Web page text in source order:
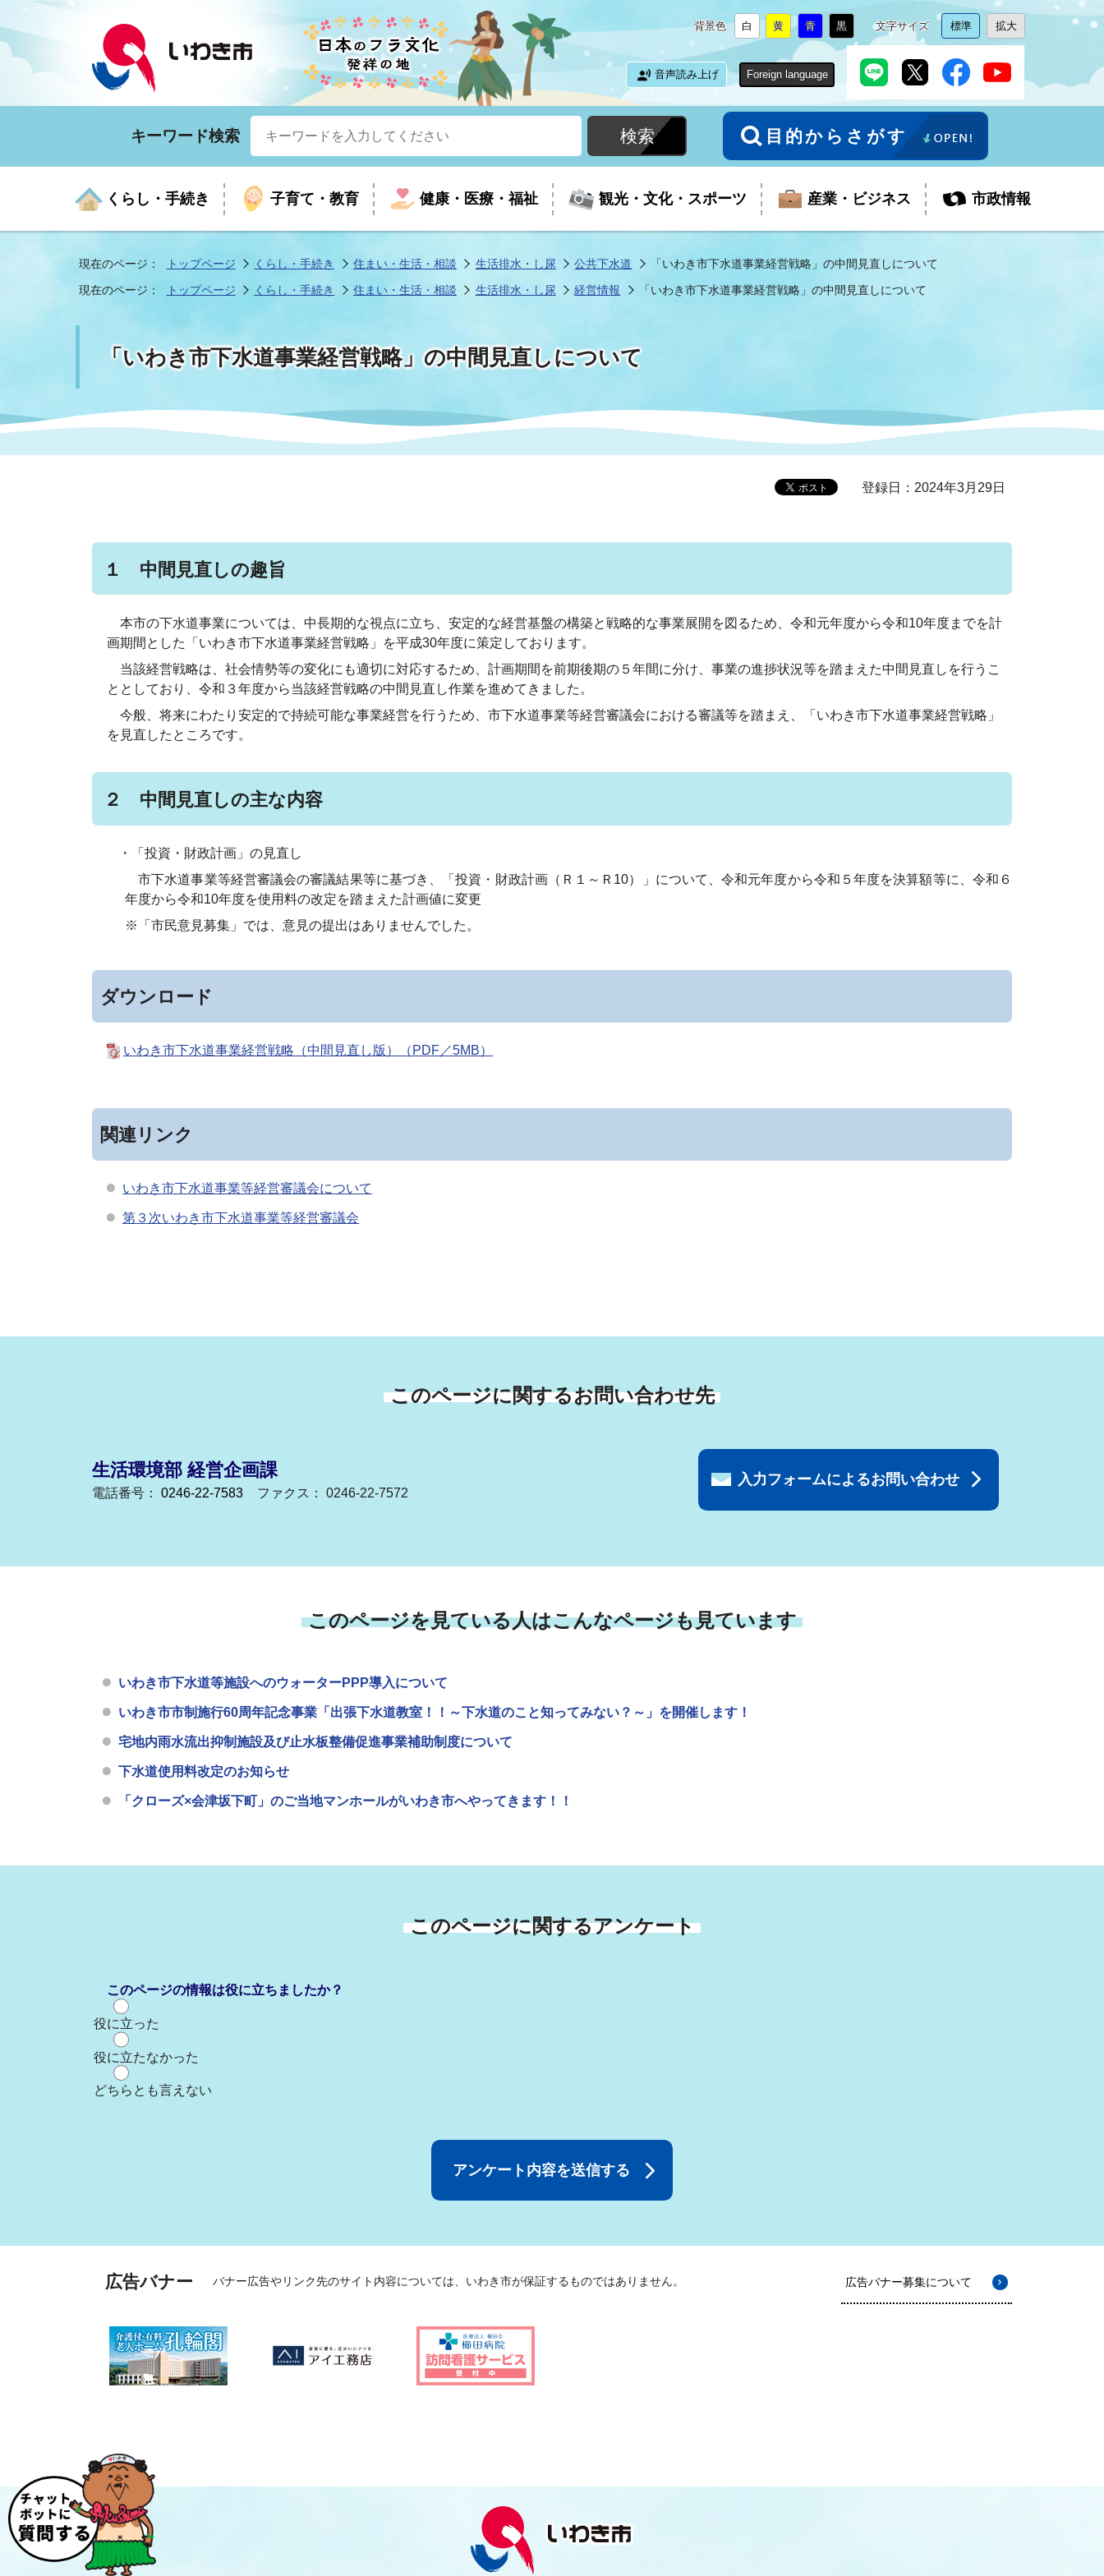
背景色
背
景
色
を
白
に
更
背
色
を
黄
に
更
背
色
を
青
に
更
背
景
黒
に
変
文字サイズ
文
字
サ
イ
を
標準
に
変
文
字
サ
イ
拡大
に
変
音声読み上げ
Foreign language
キーワード検索 目的からさがす
くらし・手続き
くらしの手続きガイド いざという時に 届出・証明 税金
年金・保険 マイナンバー 住まい・生活・相談
まちづくり 地域情報 移住・定住 人権・男女共同参画
電子サービス
子育て・教育
生涯学習 子育て 教育 教育委員会
健康・医療・福祉
医療 健康 児童福祉 障がい者福祉
高齢者福祉・介護 地域包括ケア(介護予防等) 福祉事業者向け情報
福祉に関するその他の情報
新型コロナウイルス感染症特
医療センター
観光・文化・スポーツ
お知らせ 年間イベントの案内 外国人観光客向けページ 観光スポット
目的から探す モデルコース 歴史・文化
スポーツ 施設関連情報 教育旅行 国際・国内交流
産業・ビジネス
入札・契約 産業振興 廃棄物 支払・請求
企業立地 福祉・介護 都市計画・開発・建築
保健・衛生 指定管理者 除染事業 環境法令等に基づく届出
市政情報
市の紹介 市長室 フラシティいわき ふるさと寄附金
市の統計 広報 広聴
職員 行政計画 行政改革 公有財産
情報公開・個人情報保護
監査委員 農業委員会
市民意見募集(パブリックコ
メント)
ご意見・ご質問 水道局 施設案内 組織一覧
現在のページ： トップページ くらし・手続き 住まい・生活・相談 生活排水・し尿 公共下水道
「いわき市下水道事業経営戦略」の中間見直しについて
現在のページ：
トップページ くらし・手続き 住まい・生活・相談 生活排水・し尿 経営情報 「いわき市下水道事業経営戦略」の中間見直しについて
「いわき市下水道事業経営戦略」の中間見直しについて
登録日：2024年3月29日
１ 中間見直しの趣旨
本市の下水道事業については、中長期的な視点に立ち、安定的な経営基盤の構築と戦略的な事業展開を図るため、令和元年度から令和10年度までを計
画期間とした「いわき市下水道事業経営戦略」を平成30年度に策定しております。
当該経営戦略は、社会情勢等の変化にも適切に対応するため、計画期間を前期後期の５年間に分け、事業の進捗状況等を踏まえた中間見直しを行うこ
ととしており、令和３年度から当該経営戦略の中間見直し作業を進めてきました。
今般、将来にわたり安定的で持続可能な事業経営を行うため、市下水道事業等経営審議会における審議等を踏まえ、「いわき市下水道事業経営戦略」
を見直したところです。
２ 中間見直しの主な内容
・「投資・財政計画」の見直し
市下水道事業等経営審議会の審議結果等に基づき、「投資・財政計画（Ｒ１～Ｒ10）」について、令和元年度から令和５年度を決算額等に、令和６
年度から令和10年度を使用料の改定を踏まえた計画値に変更
※「市民意見募集」では、意見の提出はありませんでした。
ダウンロード
いわき市下水道事業経営戦略（中間見直し版）（PDF／5MB）
関連リンク
いわき市下水道事業等経営審議会について
第３次いわき市下水道事業等経営審議会
このページに関するお問い合わせ先
生活環境部 経営企画課
電話番号： 0246-22-7583 ファクス： 0246-22-7572
入力フォームによるお問い合わせ
このページを見ている人はこんなページも見ています
いわき市下水道等施設へのウォーターPPP導入について
いわき市市制施行60周年記念事業「出張下水道教室！！～下水道のこと知ってみない？～」を開催します！
宅地内雨水流出抑制施設及び止水板整備促進事業補助制度について
下水道使用料改定のお知らせ
「クローズ×会津坂下町」のご当地マンホールがいわき市へやってきます！！
このページに関するアンケート
このページの情報は役に立ちましたか？
役に立った
役に立たなかった
どちらとも言えない
広告バナー バナー広告やリンク先のサイト内容については、いわき市が保証するものではありません。 広告バナー募集について